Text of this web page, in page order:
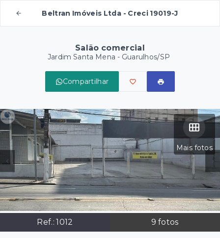
Beltran Imóveis Ltda - Creci 19019-J
Salão comercial
Jardim Santa Mena - Guarulhos/SP
Compartilhar
Mais fotos
Ref.:1012 9 fotos